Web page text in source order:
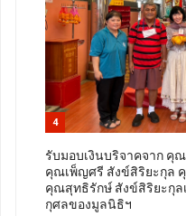
4
รับมอบเงินบริจาคจาก คุ
คุณเพ็ญศรี สังข์สิริยะกุล
คุณสุทธิรักษ์ สังข์สิริยะกุ
กุศลของมูลนิธิฯ